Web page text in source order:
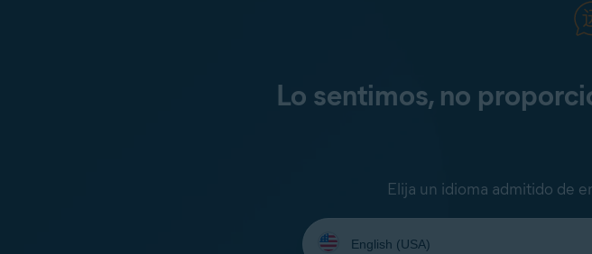
Lo sentimos, no
Elija un idioma admitido de
Seleccione
su